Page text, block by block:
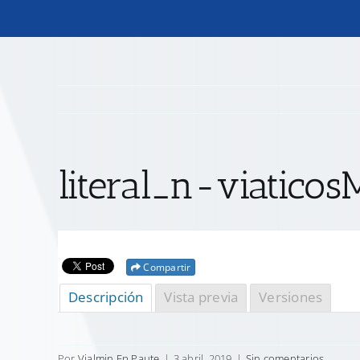
literal_n-
Compartir
Descripción Vista previa Versiones